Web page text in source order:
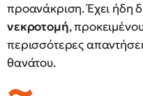
προανάκριση. Έχει ήδη
νεκροτομή,
περισσότερες
θανάτου.